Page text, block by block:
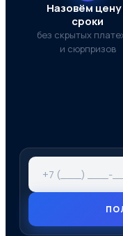
Назовём цену
сроки
без скрытых
и сюрпризов